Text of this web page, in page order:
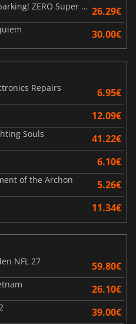
DRAGON BALL Sparking! ZERO Super Limit Breaking NEO 26.29€
30.00€
Repairs
6.95€
12.09€
Souls 41.22€
6.10€
of the Archon 5.26€
11.34€
NFL 27
59.80€
26.10€
39.00€